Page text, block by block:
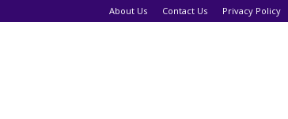
About Us Contact Us Privacy Policy